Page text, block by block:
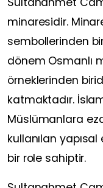
minaresidir.
sembollerinden
dönem Osmanlı
örneklerinden
katmaktadır.
Müslümanlara
kullanılan
bir role sahiptir.